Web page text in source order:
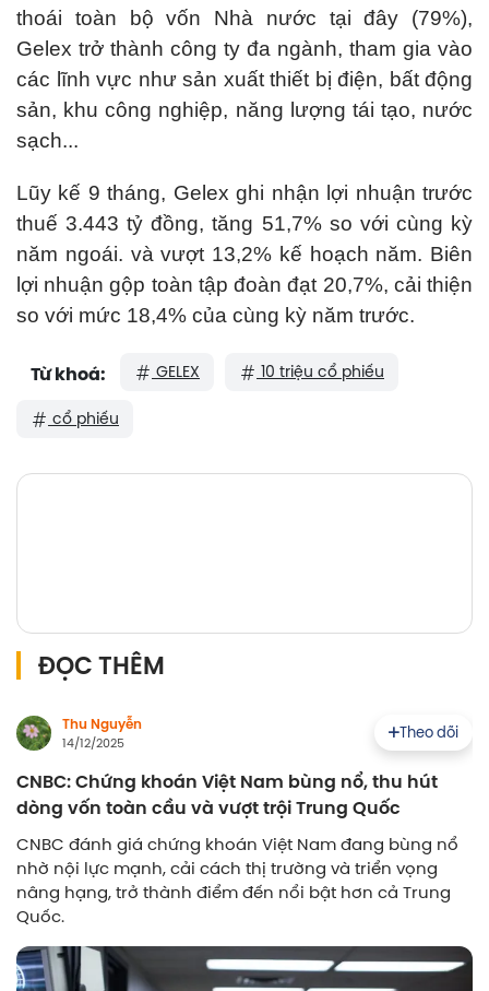
thoái toàn bộ vốn Nhà nước tại đây (79%),
Gelex trở thành công ty đa ngành, tham gia vào
các lĩnh vực như sản xuất thiết bị điện, bất động
sản, khu công nghiệp, năng lượng tái tạo, nước
sạch...
Lũy kế 9 tháng, Gelex ghi nhận lợi nhuận trước
thuế 3.443 tỷ đồng, tăng 51,7% so với cùng kỳ
năm ngoái. và vượt 13,2% kế hoạch năm. Biên
lợi nhuận gộp toàn tập đoàn đạt 20,7%, cải thiện
so với mức 18,4% của cùng kỳ năm trước.
Từ khoá: GELEX 10 triệu cổ phiếu
cổ phiếu
ĐỌC THÊM
Thu Nguyễn
14/12/2025
Theo dõi
CNBC: Chứng khoán Việt Nam bùng nổ, thu hút
dòng vốn toàn cầu và vượt trội Trung Quốc
CNBC đánh giá chứng khoán Việt Nam đang bùng nổ
nhờ nội lực mạnh, cải cách thị trường và triển vọng
nâng hạng, trở thành điểm đến nổi bật hơn cả Trung
Quốc.